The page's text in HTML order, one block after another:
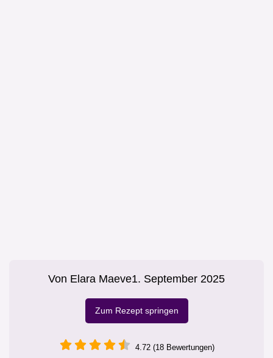
Von Elara Maeve1. September 2025
Zum Rezept springen
4.72 (18 Bewertungen)